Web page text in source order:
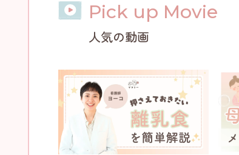
Pick up Movie
人気の動画